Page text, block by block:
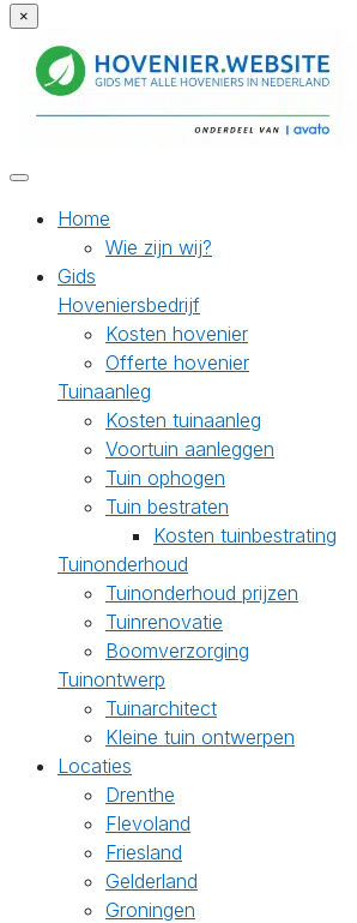
×
Home
Wie zijn wij?
Gids
Hoveniersbedrijf
Kosten hovenier
Offerte hovenier
Tuinaanleg
Kosten tuinaanleg
Voortuin aanleggen
Tuin ophogen
Tuin bestraten
Kosten tuinbestrating
Tuinonderhoud
Tuinonderhoud prijzen
Tuinrenovatie
Boomverzorging
Tuinontwerp
Tuinarchitect
Kleine tuin ontwerpen
Locaties
Drenthe
Flevoland
Friesland
Gelderland
Groningen